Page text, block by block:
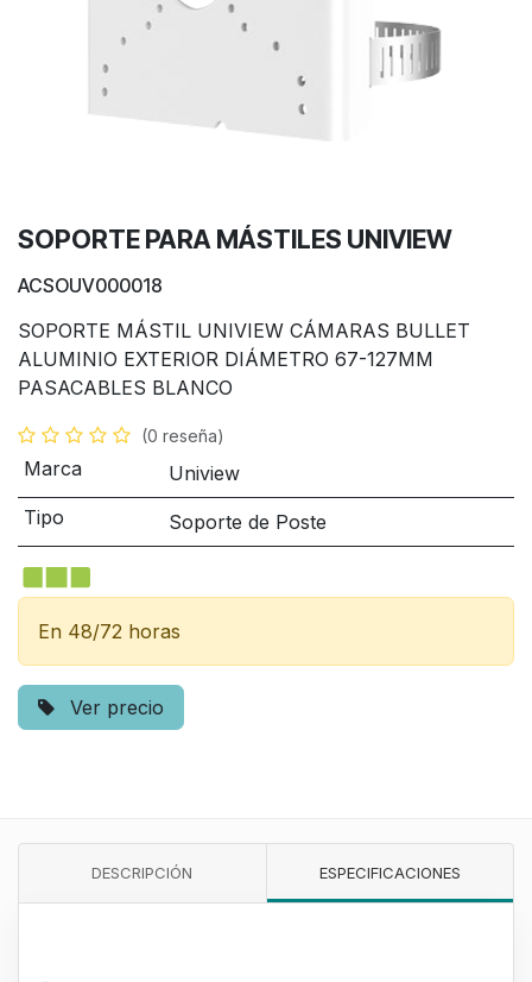
SOPORTE PARA MÁSTILES UNIVIEW
ACSOUV000018
SOPORTE MÁSTIL UNIVIEW CÁMARAS BULLET
ALUMINIO EXTERIOR DIÁMETRO 67-127MM
PASACABLES BLANCO
(0 reseña)
Marca
Uniview
Tipo
Soporte de Poste
En 48/72 horas
Ver precio
DESCRIPCIÓN ESPECIFICACIONES